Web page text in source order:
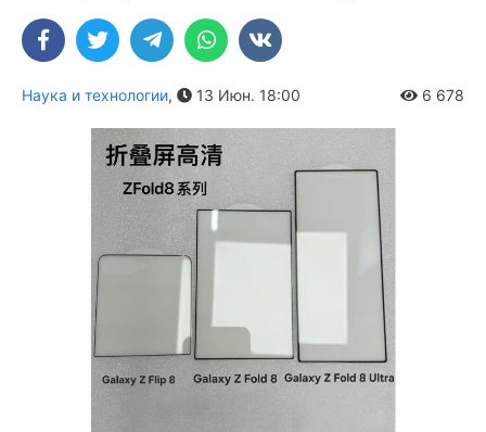
Наука и технологии, 13 Июн. 18:00 6 678